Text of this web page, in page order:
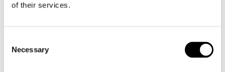
of their services.
Selection
Necessary